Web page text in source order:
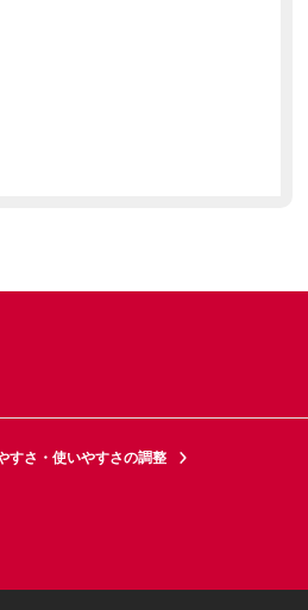
すさ・使いやすさの調整